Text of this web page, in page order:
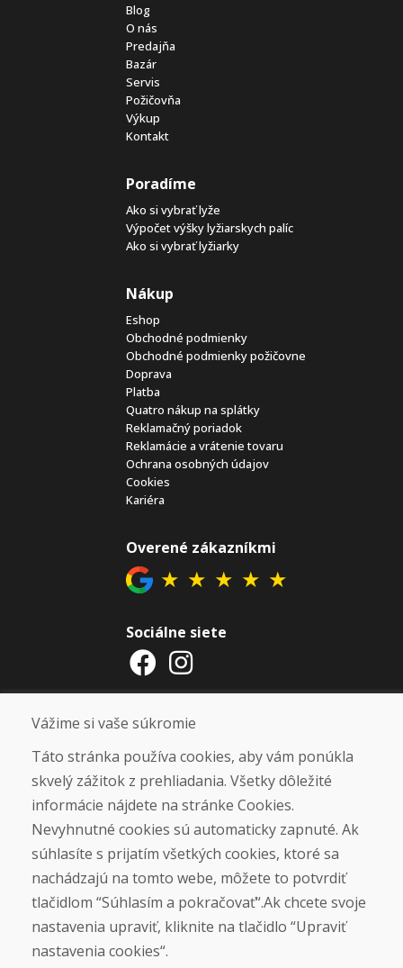
Blog
O nás
Predajňa
Bazár
Servis
Požičovňa
Výkup
Kontakt
Poradíme
Ako si vybrať lyže
Výpočet výšky lyžiarskych palíc
Ako si vybrať lyžiarky
Nákup
Eshop
Obchodné podmienky
Obchodné podmienky požičovne
Doprava
Platba
Quatro nákup na splátky
Reklamačný poriadok
Reklamácie a vrátenie tovaru
Ochrana osobných údajov
Cookies
Kariéra
Overené zákazníkmi
★ ★ ★ ★ ★
Sociálne siete
Otváracie hodiny
UKONČENÁ. ĎAKUJEME VÁM ZA
PRIAZEŇ A TEŠÍME SA NA VÁS OPÄŤ
OD 14. 9. 2026.
Nájsť na Google mape
Vážime si vaše súkromie
Táto stránka používa cookies, aby vám ponúkla
skvelý zážitok z prehliadania. Všetky dôležité
informácie nájdete na stránke Cookies.
Nevyhnutné cookies sú automaticky zapnuté. Ak
súhlasíte s prijatím všetkých cookies, ktoré sa
nachádzajú na tomto webe, môžete to potvrdiť
tlačidlom “Súhlasím a pokračovať“.Ak chcete svoje
nastavenia upraviť, kliknite na tlačidlo “Upraviť
nastavenia cookies“.